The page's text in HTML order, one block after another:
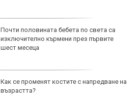
Почти половината бебета по света са
изключително кърмени през първите
шест месеца
Как се променят костите с напредване на
възрастта?